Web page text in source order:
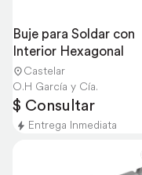
Buje para Soldar con
Interior Hexagonal
Castelar
O.H García y Cía.
$ Consultar
Entrega Inmediata